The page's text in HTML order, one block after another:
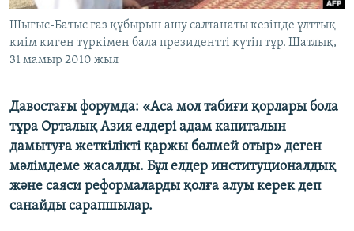
Басқа тілдерде
Шығыс-Батыс газ құбырын ашу салтанаты кезінде ұлттық
киім киген түркімен бала президентті күтіп тұр. Шатлық,
31 мамыр 2010 жыл
Давостағы форумда: «Аса мол табиғи қорлары бола
тұра Орталық Азия елдері адам капиталын
дамытуға жеткілікті қаржы бөлмей отыр» деген
мәлімдеме жасалды. Бұл елдер институционалдық
және саяси реформаларды қолға алуы керек деп
санайды сарапшылар.